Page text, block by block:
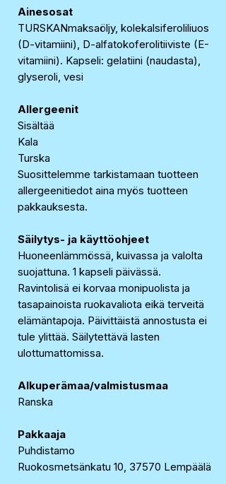
Ainesosat
TURSKANmaksaöljy, kolekalsiferoliliuos
(D-vitamiini), D-alfatokoferolitiiviste (E-
vitamiini). Kapseli: gelatiini (naudasta),
glyseroli, vesi
Allergeenit
Sisältää
Kala
Turska
Suosittelemme tarkistamaan tuotteen
allergeenitiedot aina myös tuotteen
pakkauksesta.
Säilytys- ja käyttöohjeet
Huoneenlämmössä, kuivassa ja valolta
suojattuna. 1 kapseli päivässä.
Ravintolisä ei korvaa monipuolista ja
tasapainoista ruokavaliota eikä terveitä
elämäntapoja. Päivittäistä annostusta ei
tule ylittää. Säilytettävä lasten
ulottumattomissa.
Alkuperämaa/valmistusmaa
Ranska
Pakkaaja
Puhdistamo
Ruokosmetsänkatu 10, 37570 Lempäälä